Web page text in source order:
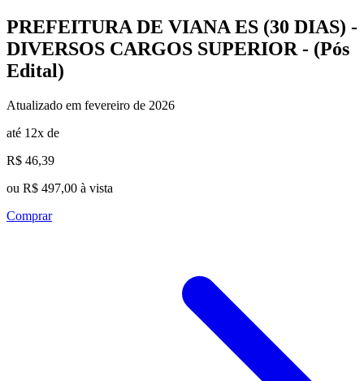
PREFEITURA DE VIANA ES (30 DIAS) -
DIVERSOS CARGOS SUPERIOR - (Pós
Edital)
Atualizado em fevereiro de 2026
até 12x de
R$ 46,39
ou R$ 497,00 à vista
Comprar